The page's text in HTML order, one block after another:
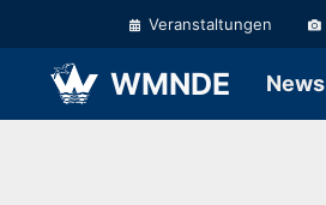
Veranstaltungen
WMNDE News